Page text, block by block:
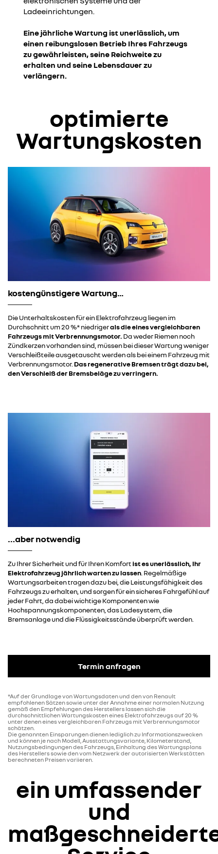
Ladeeinrichtungen.​​
Eine jährliche Wartung ist unerlässlich, um
einen reibungslosen Betrieb Ihres Fahrzeugs
zu gewährleisten, seine Reichweite zu
erhalten und seine Lebensdauer zu
verlängern.
optimierte
Wartungskosten
kostengünstigere Wartung…
Die Unterhaltskosten für ein Elektrofahrzeug liegen im
Durchschnitt um 20 %* niedrigerals die eines vergleichbaren
Fahrzeugs mit Verbrennungsmotor. Da weder Riemen noch
Zündkerzen vorhanden sind, müssen bei dieser Wartung weniger
Verschleißteile ausgetauscht werden als bei einem Fahrzeug mit
Verbrennungsmotor. Das regenerative Bremsen trägt dazu bei,
den Verschleiß der Bremsbeläge zu verringern.
...aber notwendig
Zu Ihrer Sicherheit und für Ihren Komfort ist es unerlässlich, Ihr
Elektrofahrzeug jährlich warten zu lassen . Regelmäßige
Wartungsarbeiten tragen dazu bei, die Leistungsfähigkeit des
Fahrzeugs zu erhalten, und sorgen für ein sicheres Fahrgefühl auf
jeder Fahrt, da dabei wichtige Komponenten wie
Hochspannungskomponenten, das Ladesystem, die
Bremsanlage und die Flüssigkeitsstände überprüft werden.
Termin anfragen
*Auf der Grundlage von Wartungsdaten und den von Renault
empfohlenen Sätzen sowie unter der Annahme einer normalen Nutzung
gemäß den Empfehlungen des Herstellers lassen sich die
durchschnittlichen Wartungskosten eines Elektrofahrzeugs auf 20 %
unter denen eines vergleichbaren Fahrzeugs mit Verbrennungsmotor
schätzen.​
Die genannten Einsparungen dienen lediglich zu Informationszwecken
und können je nach Modell, Ausstattungsvariante, Kilometerstand,
Nutzungsbedingungen des Fahrzeugs, Einhaltung des Wartungsplans
des Herstellers sowie den vom Netzwerk der autorisierten Werkstätten
berechneten Preisen variieren.
ein umfassender
und